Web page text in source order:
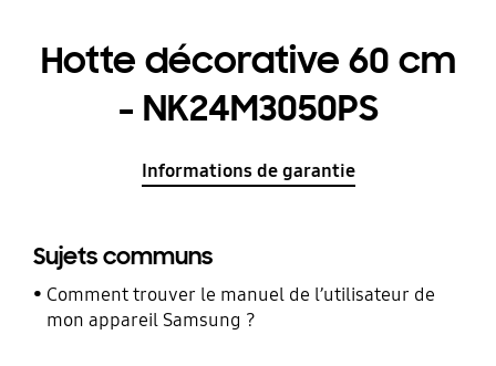
Hotte décorative 60 cm
- NK24M3050PS
Informations de garantie
Sujets communs
Comment trouver le manuel de l’utilisateur de
mon appareil Samsung ?